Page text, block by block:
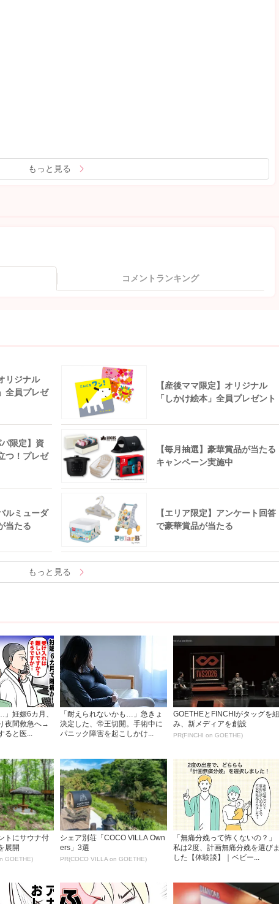
もっと見る
コメントランキング
リジナル
全員プレゼ
【産後ママ限定】オリジナル
「しかけ絵本」全員プレゼント
パ限定】資
つ！プレゼ
【毎月抽選】豪華賞品が当たる
キャンペーン実施中
ルミューダ
当たる
【エリア限定】アンケート回答
で豪華賞品が当たる
もっと見る
」妊娠6カ月、
夜間救急へ→
と医...
「耐えられないかも…」急きょ
決定した、帝王切開。手術中に
パニック障害を起こしかけ...
GOETHEとFINCHIがタッグを組
み、新メディアを創設
PR(FINCHI on GOETHE)
トにサウナ付
展開
GOETHE)
シェア別荘「COCO VILLA Own
ers」3選
PR(COCO VILLA on GOETHE)
「無痛分娩って怖くないの？」
私は2度、計画無痛分娩を選びま
した【体験談】｜ベビー...